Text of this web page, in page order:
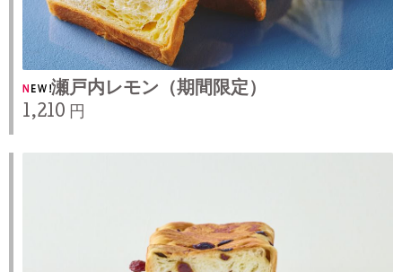
瀬戸内レモン（期間限定）
1,210 円